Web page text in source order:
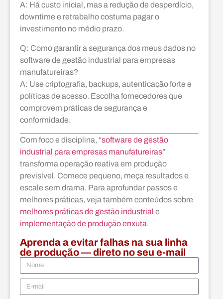
A: Há custo inicial, mas a redução de desperdício,
downtime e retrabalho costuma pagar o
investimento no médio prazo.
Q: Como garantir a segurança dos meus dados no
software de gestão industrial para empresas
manufatureiras?
A: Use criptografia, backups, autenticação forte e
políticas de acesso. Escolha fornecedores que
comprovem práticas de segurança e
conformidade.
Com foco e disciplina, “software de gestão
industrial para empresas manufatureiras”
transforma operação reativa em produção
previsível. Comece pequeno, meça resultados e
escale sem drama. Para aprofundar passos e
melhores práticas, veja também conteúdos sobre
melhores práticas de gestão industrial e
implementação de produção enxuta.
Aprenda a evitar falhas na sua linha
de produção — direto no seu e-mail